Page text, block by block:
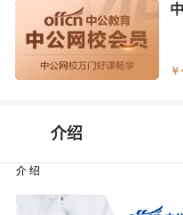
￥
介绍
介 绍